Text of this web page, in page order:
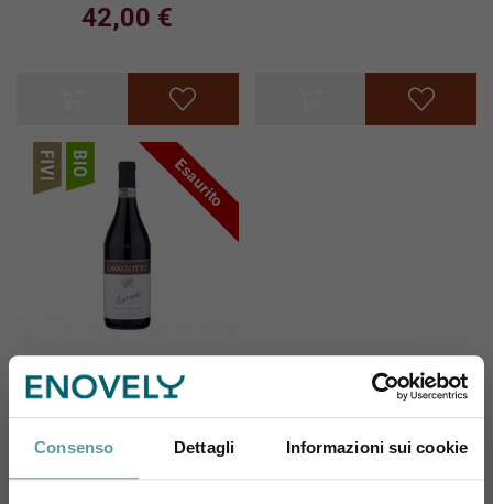
Consenso Dettagli Informazioni sui cookie
42,00 €
Esaurito
CAVALLOTTO
Cavallotto Barolo
112,30 €